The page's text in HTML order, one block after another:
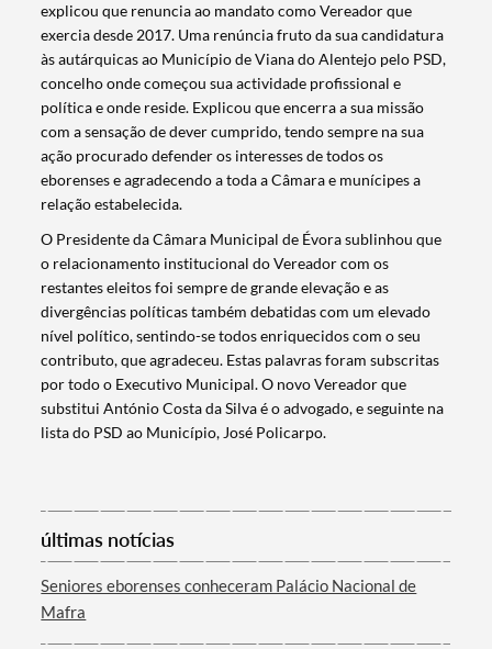
explicou que renuncia ao mandato como Vereador que
exercia desde 2017. Uma renúncia fruto da sua candidatura
às autárquicas ao Município de Viana do Alentejo pelo PSD,
concelho onde começou sua actividade profissional e
política e onde reside. Explicou que encerra a sua missão
com a sensação de dever cumprido, tendo sempre na sua
ação procurado defender os interesses de todos os
eborenses e agradecendo a toda a Câmara e munícipes a
relação estabelecida.
O Presidente da Câmara Municipal de Évora sublinhou que
o relacionamento institucional do Vereador com os
restantes eleitos foi sempre de grande elevação e as
divergências políticas também debatidas com um elevado
nível político, sentindo-se todos enriquecidos com o seu
contributo, que agradeceu. Estas palavras foram subscritas
por todo o Executivo Municipal. O novo Vereador que
substitui António Costa da Silva é o advogado, e seguinte na
lista do PSD ao Município, José Policarpo.
últimas notícias
Seniores eborenses conheceram Palácio Nacional de
Mafra